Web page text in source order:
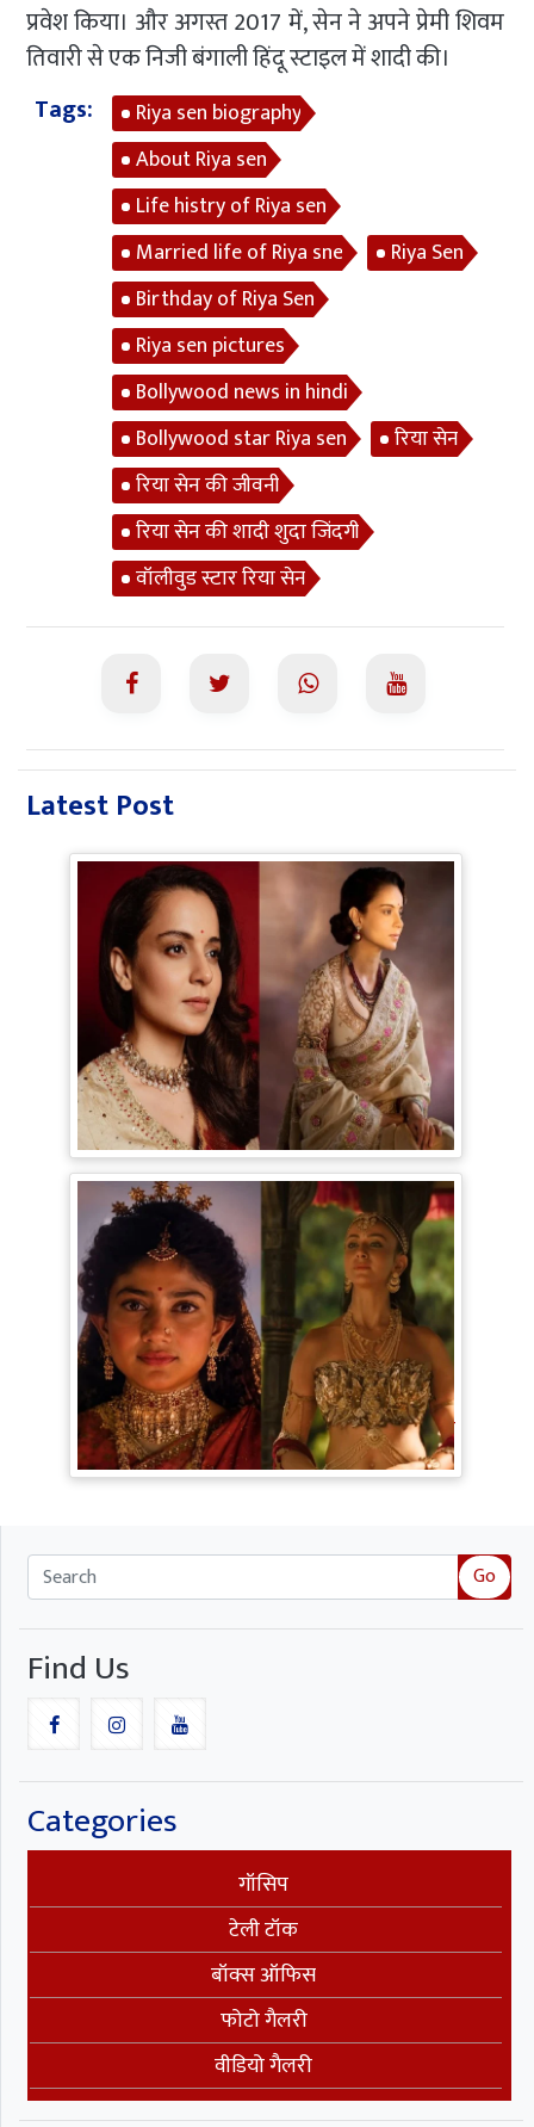
प्रवेश किया। और अगस्त 2017 में, सेन ने अपने प्रेमी शिवम
तिवारी से एक निजी बंगाली हिंदू स्टाइल में शादी की।
Tags:
Riya sen biography
About Riya sen
Life histry of Riya sen
Married life of Riya sne
Riya Sen
Birthday of Riya Sen
Riya sen pictures
Bollywood news in hindi
Bollywood star Riya sen
रिया सेन
रिया सेन की जीवनी
रिया सेन की शादी शुदा जिंदगी
वॉलीवुड स्टार रिया सेन
Latest Post
Bollywood Gossip: Gen Z को 'गटरछाप'
कहने वाली Kangana Ranaut के बदले सुर, दी
Digital Age में जीने की सीख
Ramayana Trailer: सीता से ज्यादा Rakul
Preet Singh की चर्चा, Shurpanakha के लुक
ने लूटी महफिल
Go
Find Us
Categories
गॉसिप
टेली टॉक
बॉक्स ऑफिस
फोटो गैलरी
वीडियो गैलरी